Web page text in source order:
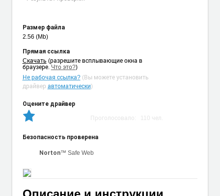
Размер файла
2.56 (Mb)
Прямая ссылка
Cкачать (разрешите всплывающие окна в
браузере. Что это?)
Не рабочая ссылка?(Вы можете установить
драйвер автоматически)
Оцените драйвер
Проголосовало: 110 чел.
Безопасность проверена
Norton™ Safe Web